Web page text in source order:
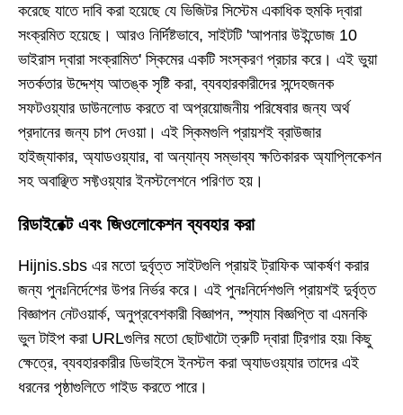
করেছে যাতে দাবি করা হয়েছে যে ভিজিটর সিস্টেম একাধিক হুমকি দ্বারা
সংক্রমিত হয়েছে। আরও নির্দিষ্টভাবে, সাইটটি 'আপনার উইন্ডোজ 10
ভাইরাস দ্বারা সংক্রামিত' স্কিমের একটি সংস্করণ প্রচার করে। এই ভুয়া
সতর্কতার উদ্দেশ্য আতঙ্ক সৃষ্টি করা, ব্যবহারকারীদের সন্দেহজনক
সফটওয়্যার ডাউনলোড করতে বা অপ্রয়োজনীয় পরিষেবার জন্য অর্থ
প্রদানের জন্য চাপ দেওয়া। এই স্কিমগুলি প্রায়শই ব্রাউজার
হাইজ্যাকার, অ্যাডওয়্যার, বা অন্যান্য সম্ভাব্য ক্ষতিকারক অ্যাপ্লিকেশন
সহ অবাঞ্ছিত সফ্টওয়্যার ইনস্টলেশনে পরিণত হয়।
রিডাইরেক্ট এবং জিওলোকেশন ব্যবহার করা
Hijnis.sbs এর মতো দুর্বৃত্ত সাইটগুলি প্রায়ই ট্রাফিক আকর্ষণ করার
জন্য পুনঃনির্দেশের উপর নির্ভর করে। এই পুনঃনির্দেশগুলি প্রায়শই দুর্বৃত্ত
বিজ্ঞাপন নেটওয়ার্ক, অনুপ্রবেশকারী বিজ্ঞাপন, স্প্যাম বিজ্ঞপ্তি বা এমনকি
ভুল টাইপ করা URLগুলির মতো ছোটখাটো ত্রুটি দ্বারা ট্রিগার হয়৷ কিছু
ক্ষেত্রে, ব্যবহারকারীর ডিভাইসে ইনস্টল করা অ্যাডওয়্যার তাদের এই
ধরনের পৃষ্ঠাগুলিতে গাইড করতে পারে।